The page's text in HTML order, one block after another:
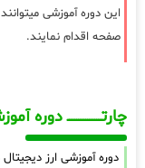
این دوره آموزشی
صفحه اقدام نمایند.
چارتـــــــــــــــــــ
دوره آموزشی ارز